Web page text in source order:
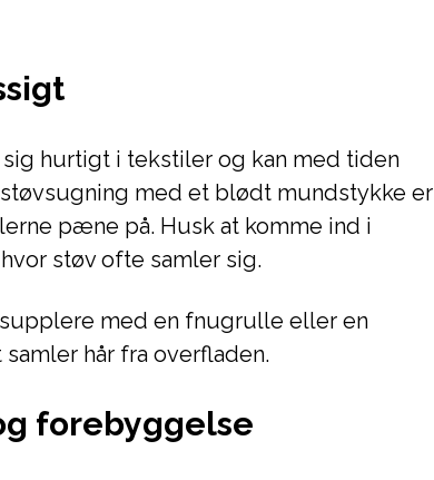
hurtigt i tekstiler og kan med tiden
med et blødt mundstykke er
pæne på. Husk at komme ind i
støv ofte samler sig.
med en fnugrulle eller en
hår fra overfladen.
forebyggelse